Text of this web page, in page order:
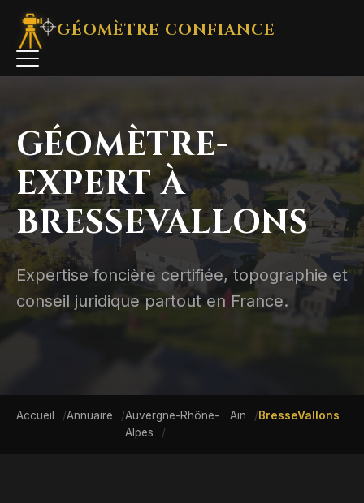
GÉOMÈTRE CONFIANCE
GÉOMÈTRE-
EXPERT À
BRESSEVALLONS
Expertise foncière certifiée, topographie et
conseil juridique partout en France.
Accueil Annuaire
Auvergne-Rhône-
Alpes
Ain BresseVallons